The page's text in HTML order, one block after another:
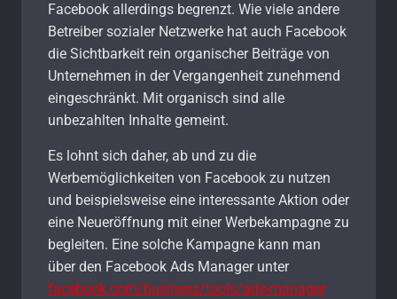
Facebook allerdings begrenzt. Wie viele andere
Betreiber sozialer Netzwerke hat auch Facebook
die Sichtbarkeit rein organischer Beiträge von
Unternehmen in der Vergangenheit zunehmend
eingeschränkt. Mit organisch sind alle
unbezahlten Inhalte gemeint.
Es lohnt sich daher, ab und zu die
Werbemöglichkeiten von Facebook zu nutzen
und beispielsweise eine interessante Aktion oder
eine Neueröffnung mit einer Werbekampagne zu
begleiten. Eine solche Kampagne kann man
über den Facebook Ads Manager unter
facebook.com/business/tools/ads-manager